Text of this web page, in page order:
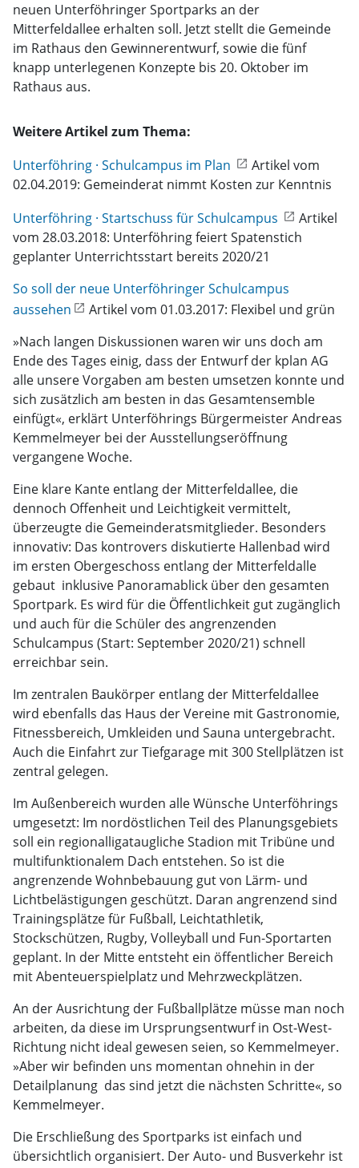
neuen Unterföhringer Sportparks an der
Mitterfeldallee erhalten soll. Jetzt stellt die Gemeinde
im Rathaus den Gewinnerentwurf, sowie die fünf
knapp unterlegenen Konzepte bis 20. Oktober im
Rathaus aus.
Weitere Artikel zum Thema:
Unterföhring · Schulcampus im Plan
Artikel vom
02.04.2019: Gemeinderat nimmt Kosten zur Kenntnis
Unterföhring · Startschuss für Schulcampus
Artikel
vom 28.03.2018: Unterföhring feiert Spatenstich 
geplanter Unterrichtsstart bereits 2020/21
So soll der neue Unterföhringer Schulcampus
aussehen
Artikel vom 01.03.2017: Flexibel und grün
»Nach langen Diskussionen waren wir uns doch am
Ende des Tages einig, dass der Entwurf der kplan AG
alle unsere Vorgaben am besten umsetzen konnte und
sich zusätzlich am besten in das Gesamtensemble
einfügt«, erklärt Unterföhrings Bürgermeister Andreas
Kemmelmeyer bei der Ausstellungseröffnung
vergangene Woche.
Eine klare Kante entlang der Mitterfeldallee, die
dennoch Offenheit und Leichtigkeit vermittelt,
überzeugte die Gemeinderatsmitglieder. Besonders
innovativ: Das kontrovers diskutierte Hallenbad wird
im ersten Obergeschoss entlang der Mitterfeldalle
gebaut  inklusive Panoramablick über den gesamten
Sportpark. Es wird für die Öffentlichkeit gut zugänglich
und auch für die Schüler des angrenzenden
Schulcampus (Start: September 2020/21) schnell
erreichbar sein.
Im zentralen Baukörper entlang der Mitterfeldallee
wird ebenfalls das Haus der Vereine mit Gastronomie,
Fitnessbereich, Umkleiden und Sauna untergebracht.
Auch die Einfahrt zur Tiefgarage mit 300 Stellplätzen ist
zentral gelegen.
Im Außenbereich wurden alle Wünsche Unterföhrings
umgesetzt: Im nordöstlichen Teil des Planungsgebiets
soll ein regionalligataugliche Stadion mit Tribüne und
multifunktionalem Dach entstehen. So ist die
angrenzende Wohnbebauung gut von Lärm- und
Lichtbelästigungen geschützt. Daran angrenzend sind
Trainingsplätze für Fußball, Leichtathletik,
Stockschützen, Rugby, Volleyball und Fun-Sportarten
geplant. In der Mitte entsteht ein öffentlicher Bereich
mit Abenteuerspielplatz und Mehrzweckplätzen.
An der Ausrichtung der Fußballplätze müsse man noch
arbeiten, da diese im Ursprungsentwurf in Ost-West-
Richtung nicht ideal gewesen seien, so Kemmelmeyer.
»Aber wir befinden uns momentan ohnehin in der
Detailplanung  das sind jetzt die nächsten Schritte«, so
Kemmelmeyer.
Die Erschließung des Sportparks ist einfach und
übersichtlich organisiert. Der Auto- und Busverkehr ist